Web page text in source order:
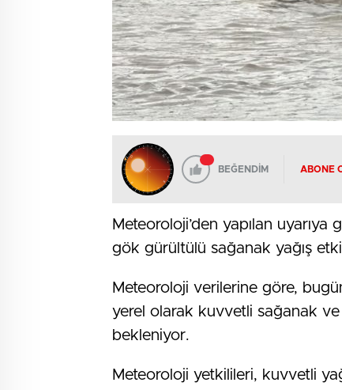
BEĞENDİM ABONE
Meteoroloji’den yapılan
gök gürültülü sağanak yağış
Meteoroloji verilerine göre,
yerel olarak kuvvetli sağanak ve
bekleniyor.
Meteoroloji yetkilileri, kuvvetli